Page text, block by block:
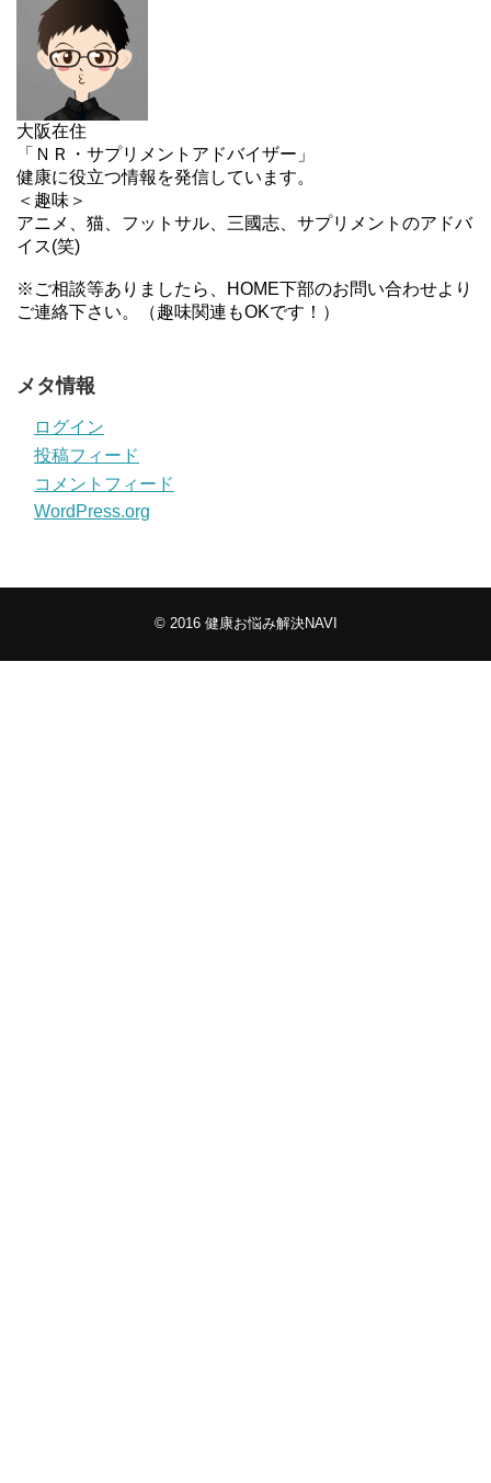
大阪在住
「ＮＲ・サプリメントアドバイザー」
健康に役立つ情報を発信しています。
＜趣味＞
アニメ、猫、フットサル、三國志、サプリメントのアドバ
イス(笑)
※ご相談等ありましたら、HOME下部のお問い合わせより
ご連絡下さい。（趣味関連もOKです！）
メタ情報
ログイン
投稿フィード
コメントフィード
WordPress.org
© 2016 健康お悩み解決NAVI